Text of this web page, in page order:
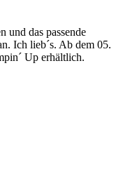
und das passende
Ich lieb´s. Ab dem 05.
Up erhältlich.